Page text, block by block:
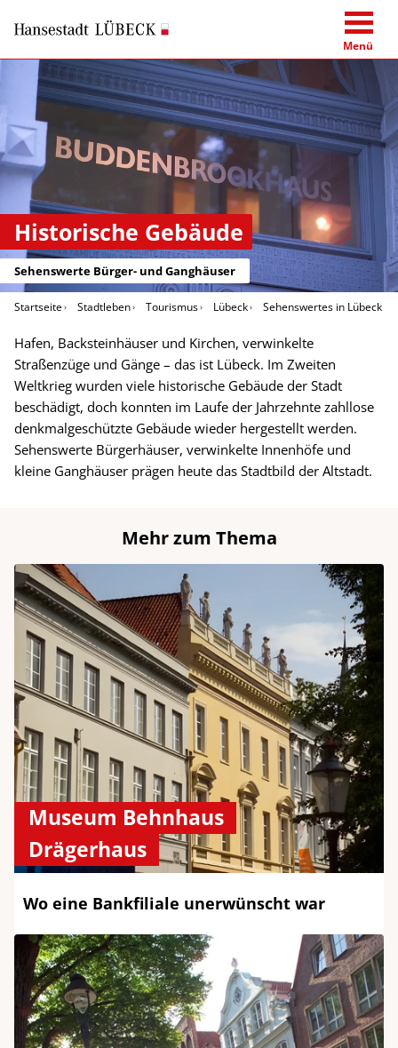
Menü
Historische Gebäude
Sehenswerte Bürger- und Ganghäuser
Startseite Stadtleben Tourismus Lübeck Sehenswertes in Lübeck
Hafen, Backsteinhäuser und Kirchen, verwinkelte
Straßenzüge und Gänge – das ist Lübeck. Im Zweiten
Weltkrieg wurden viele historische Gebäude der Stadt
beschädigt, doch konnten im Laufe der Jahrzehnte zahllose
denkmalgeschützte Gebäude wieder hergestellt werden.
Sehenswerte Bürgerhäuser, verwinkelte Innenhöfe und
kleine Ganghäuser prägen heute das Stadtbild der Altstadt.
Mehr zum Thema
Museum Behnhaus
Drägerhaus
Wo eine Bankfiliale unerwünscht war